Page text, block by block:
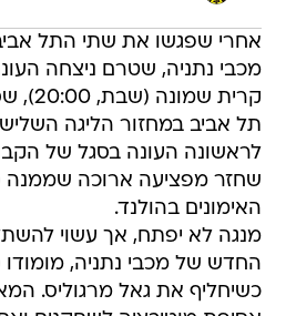
אחרי שפגשו את שתי התל
מכבי נתניה, שטרם ניצחה
תל אביב במחזור הליגה
לראשונה העונה בסגל של
שחזר מפציעה ארוכה
האימונים בהולנד.
מנגה לא יפתח, אך עשוי
החדש של מכבי נתניה, מומודו
כשיחליף את גאל מרגוליס.